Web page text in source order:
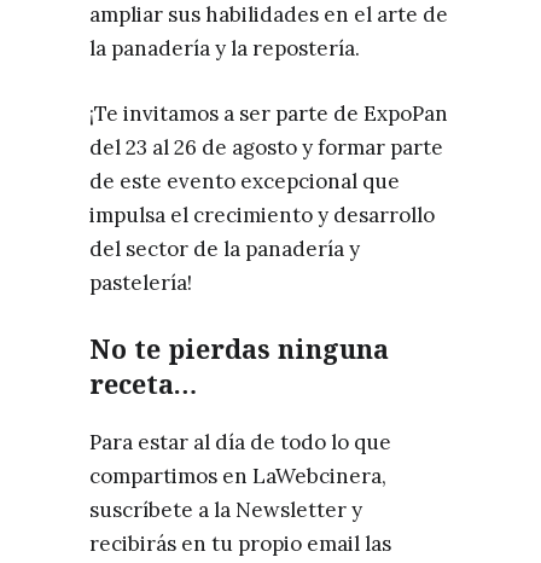
ampliar sus habilidades en el arte de
la panadería y la repostería.
¡Te invitamos a ser parte de ExpoPan
del 23 al 26 de agosto y formar parte
de este evento excepcional que
impulsa el crecimiento y desarrollo
del sector de la panadería y
pastelería!
No te pierdas ninguna
receta…
Para estar al día de todo lo que
compartimos en LaWebcinera,
suscríbete a la Newsletter y
recibirás en tu propio email las